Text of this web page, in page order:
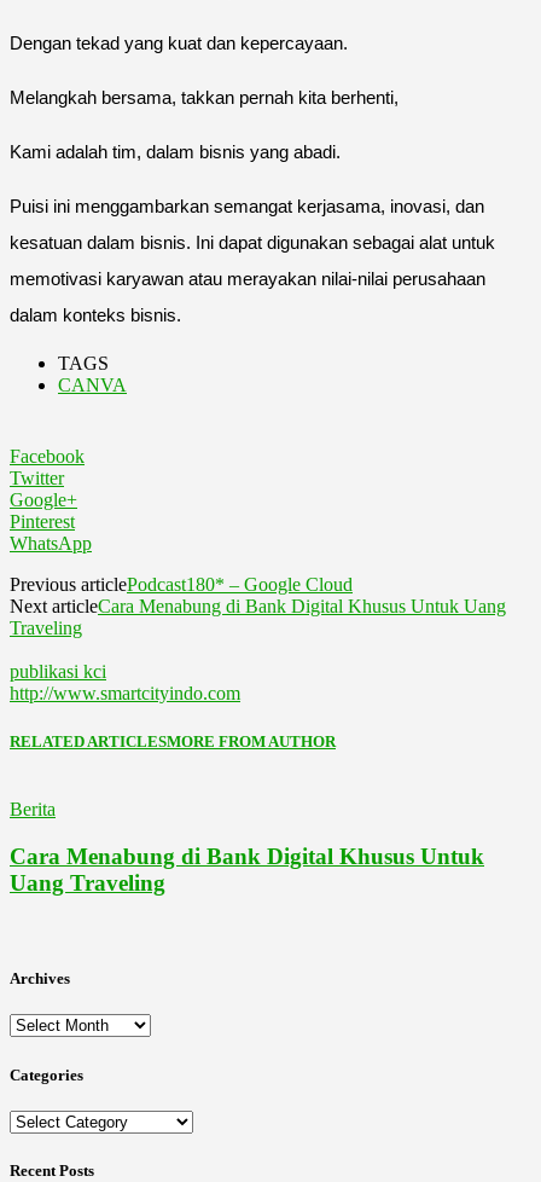
Dengan tekad yang kuat dan kepercayaan.
Melangkah bersama, takkan pernah kita berhenti,
Kami adalah tim, dalam bisnis yang abadi.
Puisi ini menggambarkan semangat kerjasama, inovasi, dan
kesatuan dalam bisnis. Ini dapat digunakan sebagai alat untuk
memotivasi karyawan atau merayakan nilai-nilai perusahaan
dalam konteks bisnis.
TAGS
CANVA
Facebook
Twitter
Google+
Pinterest
WhatsApp
Previous articlePodcast180* – Google Cloud
Next articleCara Menabung di Bank Digital Khusus Untuk Uang
Traveling
publikasi kci
http://www.smartcityindo.com
RELATED ARTICLESMORE FROM AUTHOR
Berita
Cara Menabung di Bank Digital Khusus Untuk
Uang Traveling
Archives
Archives
Categories
Categories
Recent Posts